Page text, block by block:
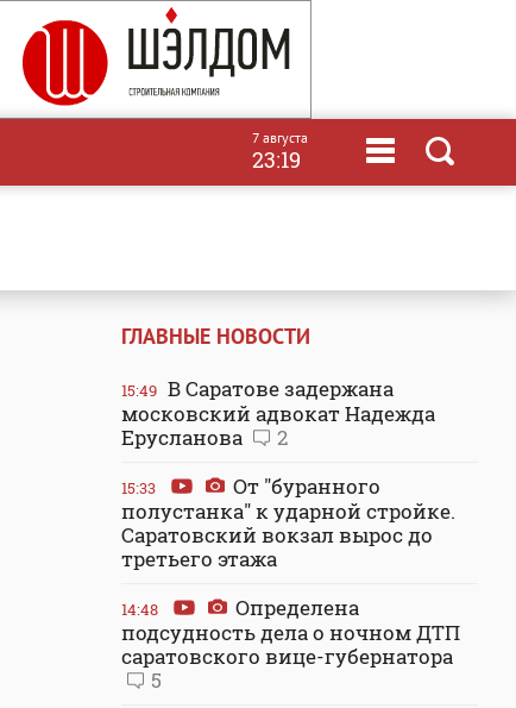
7 августа
23:19
ГЛАВНЫЕ НОВОСТИ
15:49 В Саратове задержана
московский адвокат Надежда
Ерусланова
2
15:33
От "буранного
полустанка" к ударной стройке.
Саратовский вокзал вырос до
третьего этажа
14:48
Определена
подсудность дела о ночном ДТП
саратовского вице-губернатора
5